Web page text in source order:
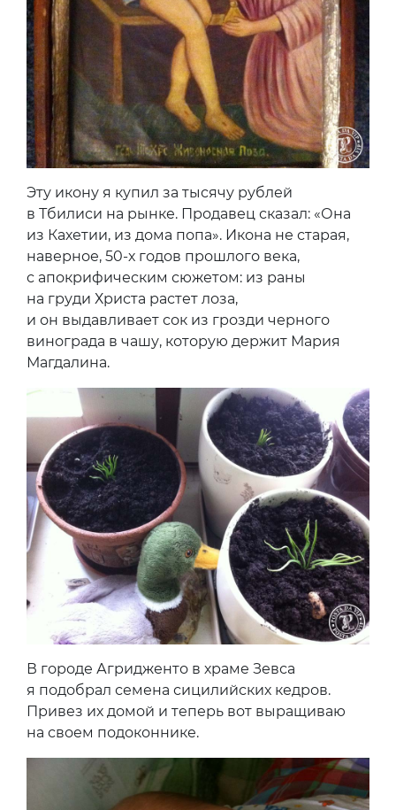
Эту икону я купил за тысячу рублей
в Тбилиси на рынке. Продавец сказал: «Она
из Кахетии, из дома попа». Икона не старая,
наверное, 50-х годов прошлого века,
с апокрифическим сюжетом: из раны
на груди Христа растет лоза,
и он выдавливает сок из грозди черного
винограда в чашу, которую держит Мария
Магдалина.
В городе Агридженто в храме Зевса
я подобрал семена сицилийских кедров.
Привез их домой и теперь вот выращиваю
на своем подоконнике.